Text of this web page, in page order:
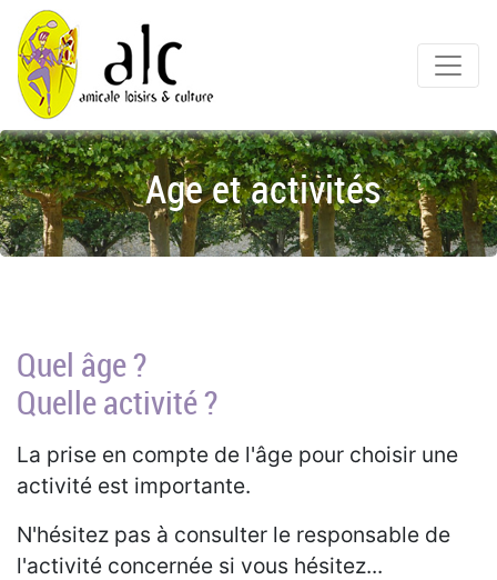
Age et activités
Quel âge ?
Quelle activité ?
La prise en compte de l'âge pour choisir une
activité est importante.
N'hésitez pas à consulter le responsable de
l'activité concernée si vous hésitez...